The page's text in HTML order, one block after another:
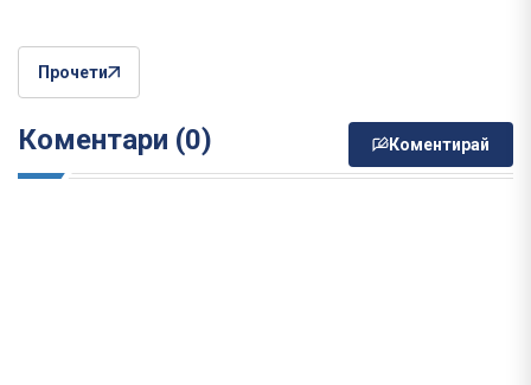
Прочети
Коментари (0) Коментирай